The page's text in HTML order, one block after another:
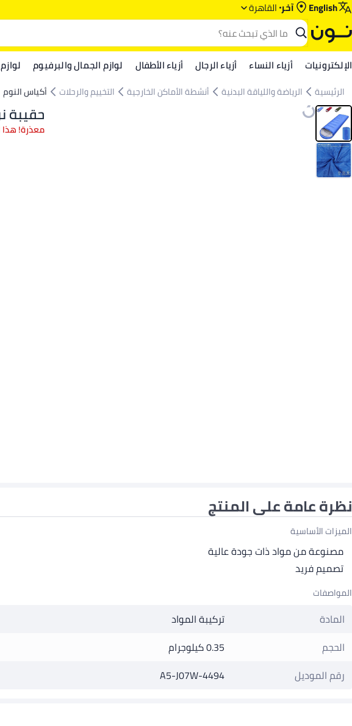
English آخر القاهرة
الإلكترونيات أزياء النساء أزياء الرجال أزياء الأطفال لوازم الجمال والبرفيوم
الرئيسية الرياضة واللياقة البدنية أنشطة الأماكن الخارجية التخييم والرحلات أكياس النوم
حقيبة
معذرة! هذا
نظرة عامة على المنتج
الميزات الأساسية
مصنوعة من مواد ذات جودة عالية
تصميم فريد
المواصفات
المادة
تركيبة المواد
الحجم
0.35 كيلوجرام
رقم الموديل
A5-J07W-4494